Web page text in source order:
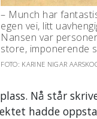
– Munch har
egen vei, litt
Nansen var
store, imponerende
FOTO: KARINE NIGAR
Nå står
hadde